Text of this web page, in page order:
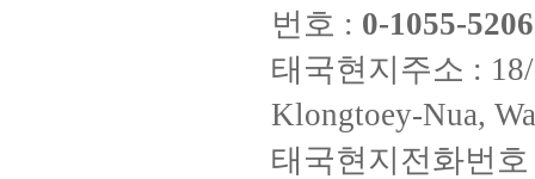
번호 : 0-1055-
태국현지주소 :
Klongtoey-Nua,
태국현지전화번